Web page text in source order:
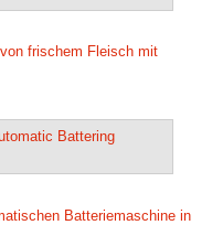
frischem Fleisch mit
Batteriemaschine in